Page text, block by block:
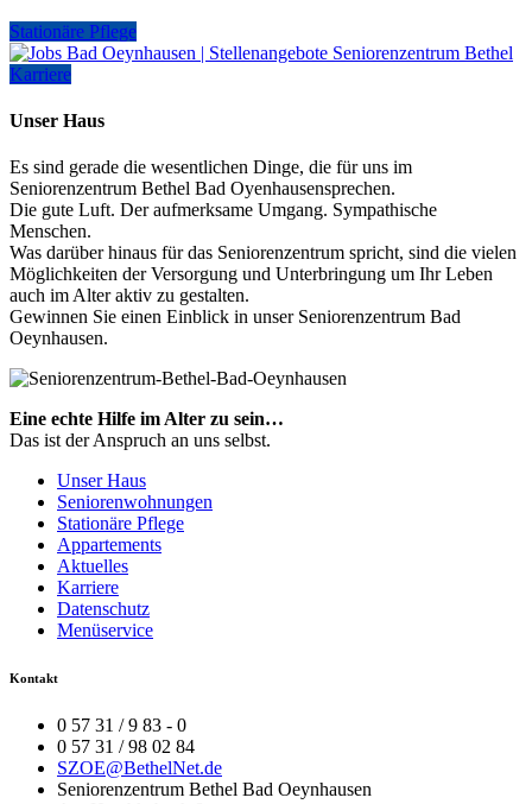
Stationäre Pflege
Karriere
Unser Haus
Es sind gerade die wesentlichen Dinge, die für uns im
Seniorenzentrum Bethel Bad Oyenhausensprechen.
Die gute Luft. Der aufmerksame Umgang. Sympathische
Menschen.
Was darüber hinaus für das Seniorenzentrum spricht, sind die vielen
Möglichkeiten der Versorgung und Unterbringung um Ihr Leben
auch im Alter aktiv zu gestalten.
Gewinnen Sie einen Einblick in unser Seniorenzentrum Bad
Oeynhausen.
Eine echte Hilfe im Alter zu sein…
Das ist der Anspruch an uns selbst.
Unser Haus
Seniorenwohnungen
Stationäre Pflege
Appartements
Aktuelles
Karriere
Datenschutz
Menüservice
Kontakt
0 57 31 / 9 83 - 0
0 57 31 / 98 02 84
SZOE@BethelNet.de
Seniorenzentrum Bethel Bad Oeynhausen